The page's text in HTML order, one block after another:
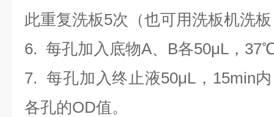
此重复洗板5次（也可用洗板机洗
6. 每孔加入底物A、B各50μL，
7. 每孔加入终止液50μL，15min
各孔的OD值。